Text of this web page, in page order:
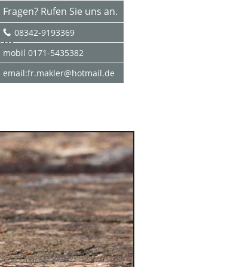
Fragen? Rufen Sie uns an.
08342-9193369
mobil 0171-5435382
email:fr.makler@hotmail.de